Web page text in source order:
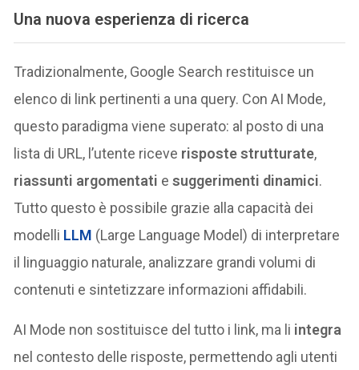
Una nuova esperienza di ricerca
Tradizionalmente, Google Search restituisce un
elenco di link pertinenti a una query. Con AI Mode,
questo paradigma viene superato: al posto di una
lista di URL, l’utente riceve risposte strutturate,
riassunti argomentati esuggerimenti dinamici.
Tutto questo è possibile grazie alla capacità dei
modelli LLM (Large Language Model) di interpretare
il linguaggio naturale, analizzare grandi volumi di
contenuti e sintetizzare informazioni affidabili.
AI Mode non sostituisce del tutto i link, ma li integra
nel contesto delle risposte, permettendo agli utenti